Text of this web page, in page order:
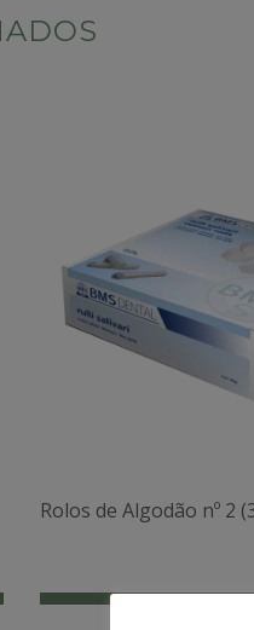
Rolos de Algodão nº 2